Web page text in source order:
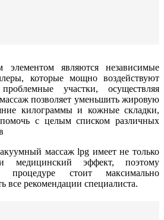
элементом являются независимые
которые мощно воздействуют
участки, осуществляя
позволяет уменьшить жировую
килограммы и кожные складки,
с целым списком различных
массаж lpg имеет не только
медицинский эффект, поэтому
стоит максимально
все рекомендации специалиста.